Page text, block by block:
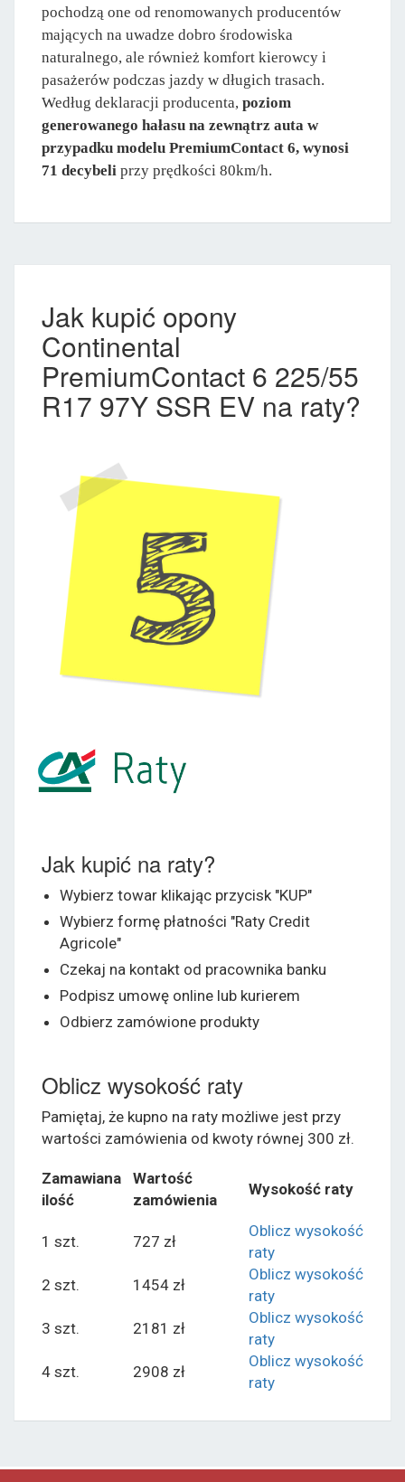
pochodzą one od renomowanych producentów
mających na uwadze dobro środowiska
naturalnego, ale również komfort kierowcy i
pasażerów podczas jazdy w długich trasach.
Według deklaracji producenta, poziom
generowanego hałasu na zewnątrz auta w
przypadku modelu PremiumContact 6, wynosi
71 decybeli przy prędkości 80km/h.
Jak kupić opony
Continental
PremiumContact 6 225/55
R17 97Y SSR EV na raty?
Jak kupić na raty?
Wybierz towar klikając przycisk "KUP"
Wybierz formę płatności "Raty Credit
Agricole"
Czekaj na kontakt od pracownika banku
Podpisz umowę online lub kurierem
Odbierz zamówione produkty
Oblicz wysokość raty
Pamiętaj, że kupno na raty możliwe jest przy
wartości zamówienia od kwoty równej 300 zł.
Zamawiana
ilość
Wartość
zamówienia
Wysokość raty
1 szt. 727 zł
Oblicz wysokość
raty
2 szt.
1454 zł
Oblicz wysokość
raty
3 szt.
2181 zł
Oblicz wysokość
raty
4 szt.
2908 zł
Oblicz wysokość
raty